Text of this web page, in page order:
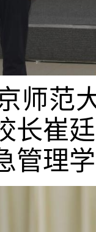
师范
长崔
管理